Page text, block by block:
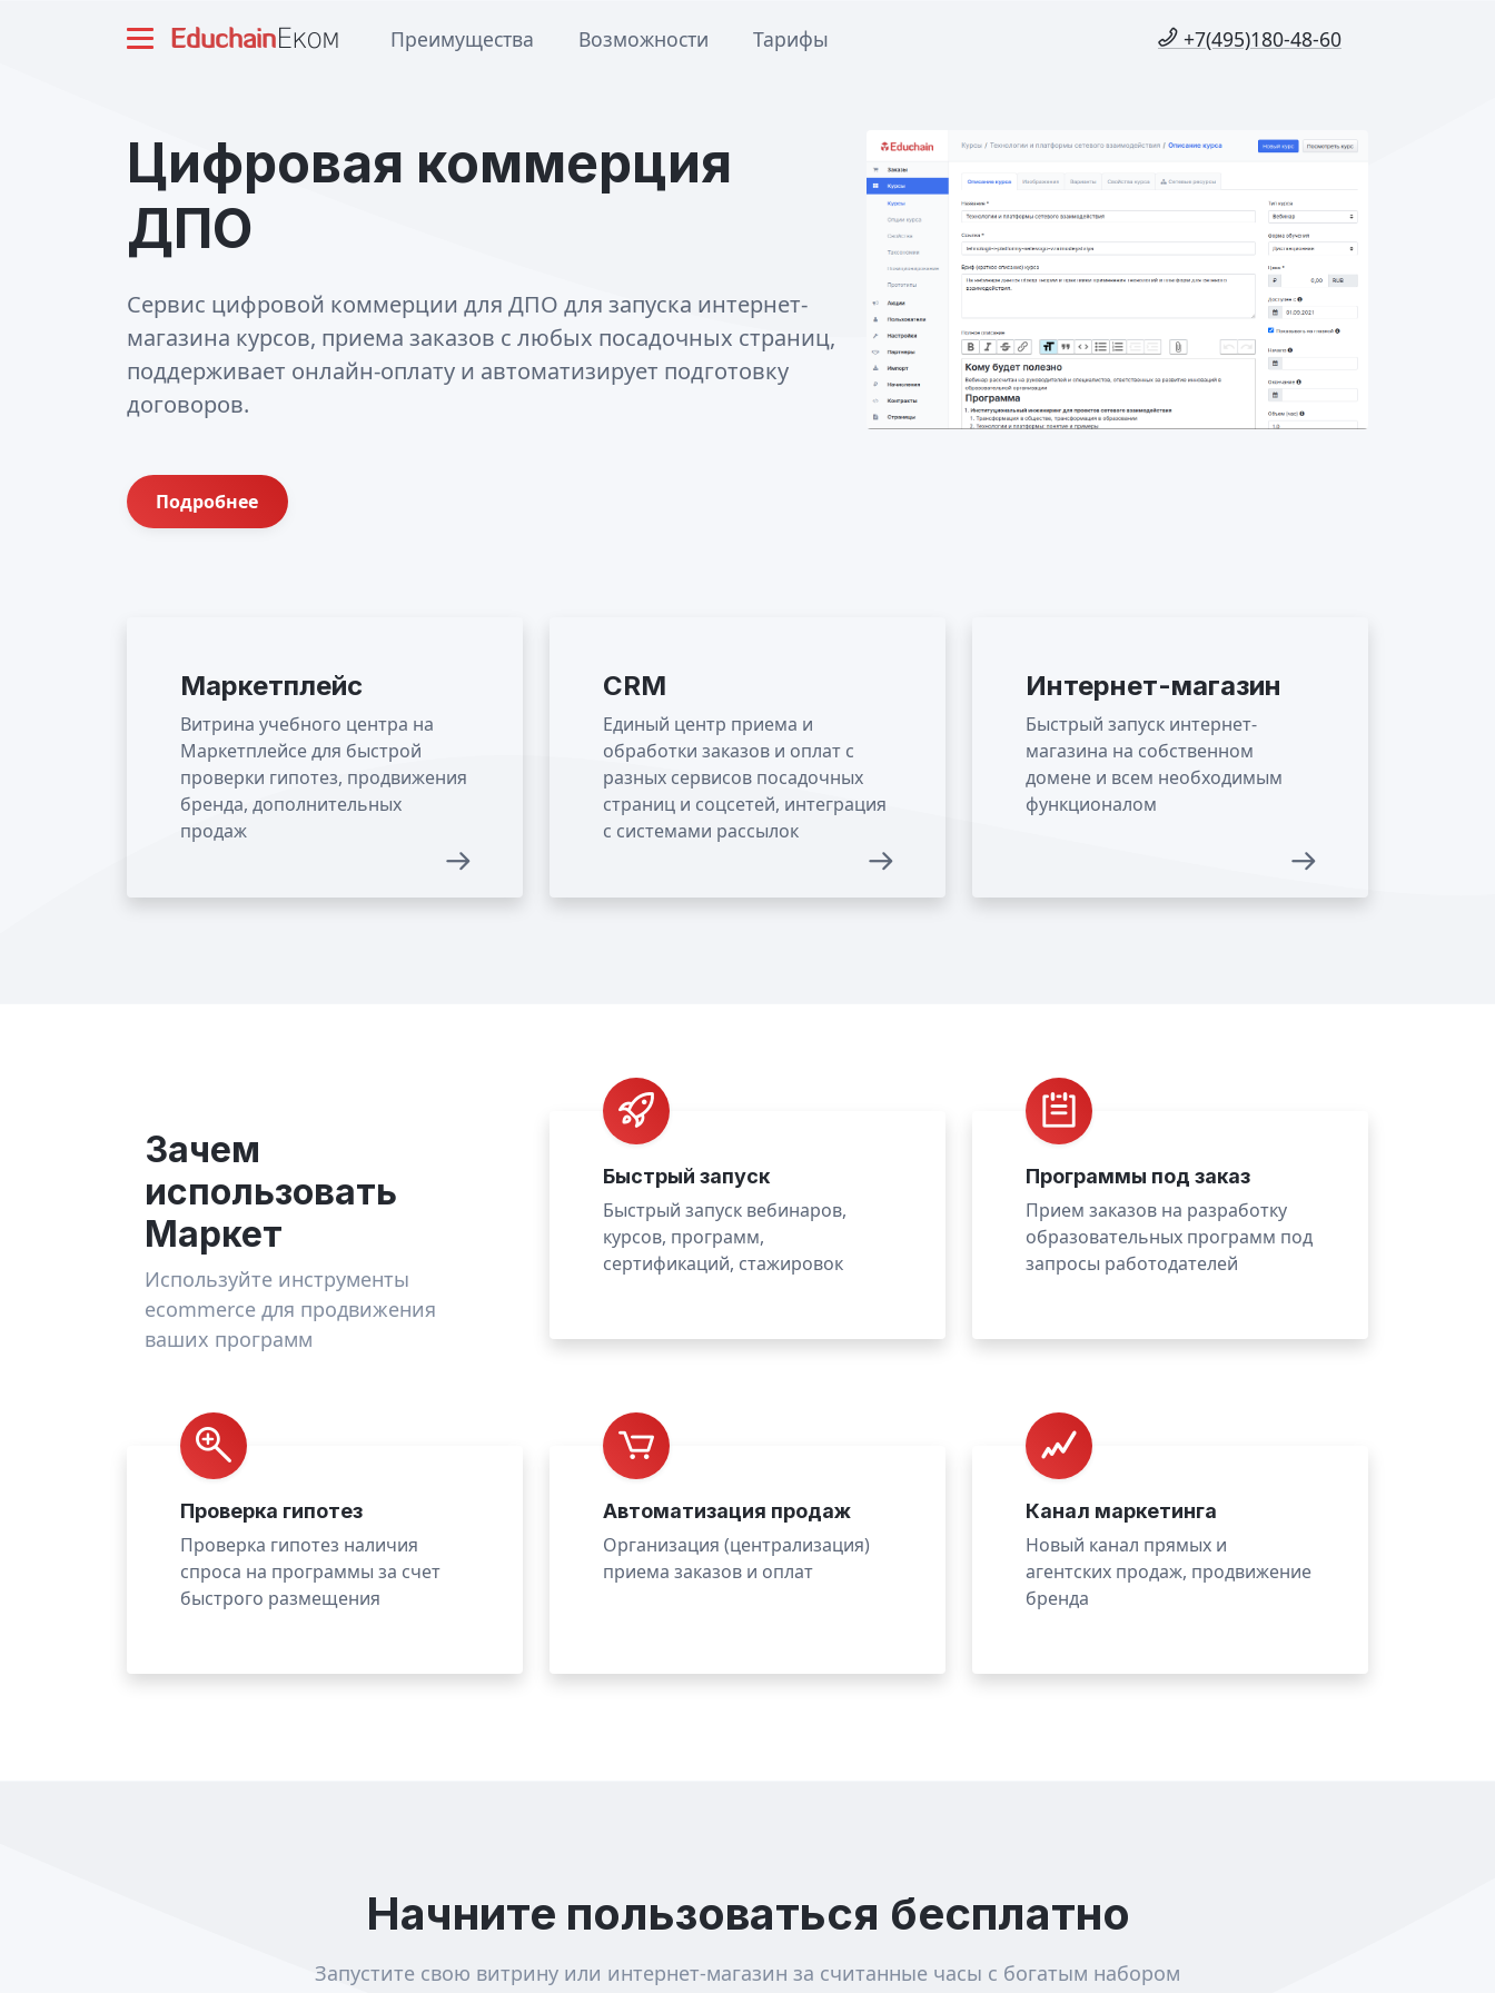
Преимущества Возможности Тарифы +7(495)180-48-60
Цифровая коммерция
ДПО
Сервис цифровой коммерции для ДПО для запуска интернет-
магазина курсов, приема заказов с любых посадочных страниц,
поддерживает онлайн-оплату и автоматизирует подготовку
договоров.
Подробнее
Маркетплейс
Витрина учебного центра на
Маркетплейсе для быстрой
проверки гипотез, продвижения
бренда, дополнительных
продаж
CRM
Единый центр приема и
обработки заказов и оплат с
разных сервисов посадочных
страниц и соцсетей, интеграция
с системами рассылок
Интернет-магазин
Быстрый запуск интернет-
магазина на собственном
домене и всем необходимым
функционалом
Зачем
использовать
Маркет
Используйте инструменты
ecommerce для продвижения
ваших программ
Быстрый запуск
Быстрый запуск вебинаров,
курсов, программ,
сертификаций, стажировок
Программы под заказ
Прием заказов на разработку
образовательных программ под
запросы работодателей
Проверка гипотез
Проверка гипотез наличия
спроса на программы за счет
быстрого размещения
Автоматизация продаж
Организация (централизация)
приема заказов и оплат
Канал маркетинга
Новый канал прямых и
агентских продаж, продвижение
бренда
Начните пользоваться бесплатно
Запустите свою витрину или интернет-магазин за считанные часы с богатым набором